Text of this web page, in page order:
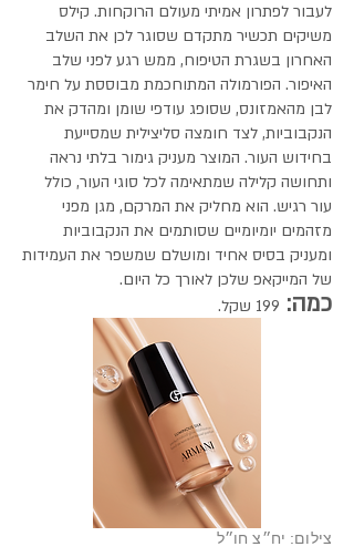
לעבור לפתרון אמיתי מעולם הרוקחות. קילס
משיקים תכשיר מתקדם שסוגר לכן את השלב
האחרון בשגרת הטיפוח, ממש רגע לפני שלב
האיפור. הפורמולה המתוחכמת מבוססת על חימר
לבן מהאמזונס, שסופג עודפי שומן ומהדק את
הנקבוביות, לצד חומצה סליצילית שמסייעת
בחידוש העור. המוצר מעניק גימור בלתי נראה
ותחושה קלילה שמתאימה לכל סוגי העור, כולל
עור רגיש. הוא מחליק את המרקם, מגן מפני
מזהמים יומיומיים שסותמים את הנקבוביות
ומעניק בסיס אחיד ומושלם שמשפר את העמידות
של המייקאפ שלכן לאורך כל היום.
כמה: 199 שקל.
צילום: יח״צ חו״ל